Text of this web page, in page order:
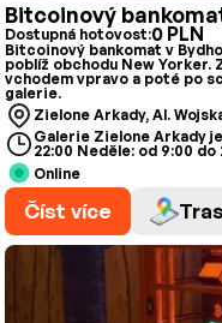
Bitcoinový
Dostupná hotovost:0 PLN
Bitcoinový bankomat v
poblíž obchodu New Yorker.
vchodem vpravo a poté po
galerie.
Zielone Arkady, Al.
Galerie Zielone Arkady
22:00 Neděle: od 9:00
Online
Číst více